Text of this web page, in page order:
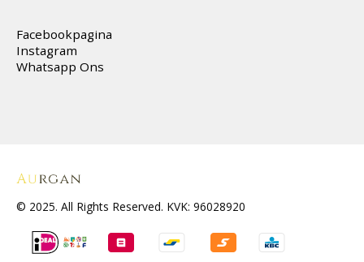
Facebookpagina
Instagram
Whatsapp Ons
© 2025. All Rights Reserved. KVK: 96028920